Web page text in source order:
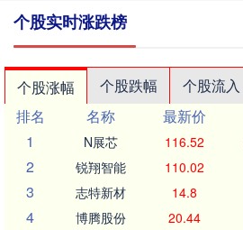
个股实时涨跌榜
个股涨幅 个股跌幅 个股流入
排名
名称 最新价
1
N展芯 116.52
2 锐翔智能 110.02
3 志特新材 14.8
4 博腾股份 20.44